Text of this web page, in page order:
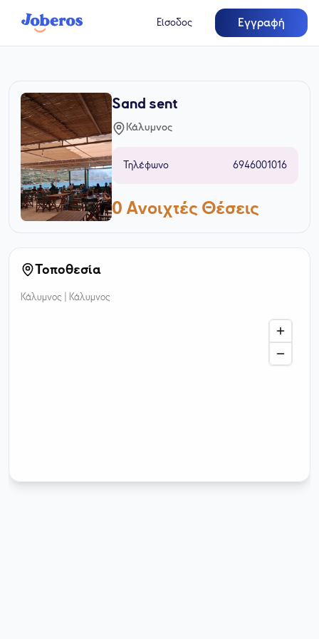
Είσοδος Εγγραφή
Sand sent
Κάλυμνος
Τηλέφωνο 6946001016
0 Ανοιχτές Θέσεις
Τοποθεσία
Κάλυμνος | Κάλυμνος